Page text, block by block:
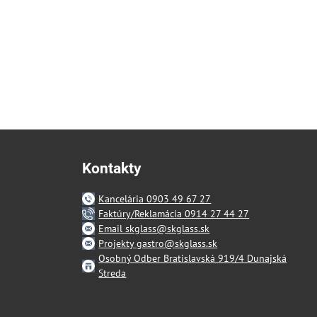
Kontakty
Kancelária 0903 49 67 27
Faktúry/Reklamácia 0914 27 44 27
Email skglass@skglass.sk
Projekty gastro@skglass.sk
Osobný Odber Bratislavská 919/4 Dunajská
Streda